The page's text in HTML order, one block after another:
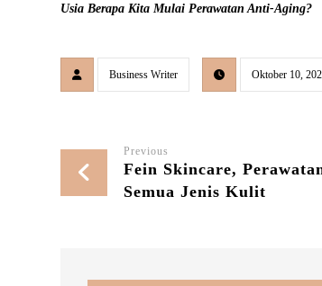
Usia Berapa Kita Mulai Perawatan Anti-Aging?
Business Writer Oktober 10,
Previous
Fein Skincare,
Semua Jenis Kulit